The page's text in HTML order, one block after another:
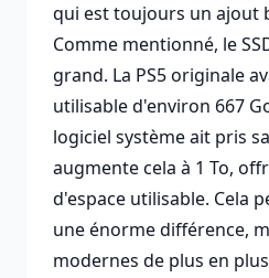
qui est toujours un ajout
Comme mentionné, le
grand. La PS5 originale
utilisable d'environ 667
logiciel système ait pris
augmente cela à 1 To,
d'espace utilisable. Cela
une énorme différence,
modernes de plus en